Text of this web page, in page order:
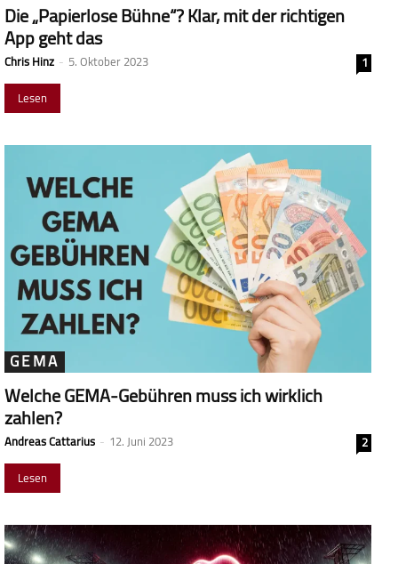
Die „Papierlose Bühne“? Klar, mit der richtigen
App geht das
Chris Hinz - 5. Oktober 2023
1
Lesen
GEMA
Welche GEMA-Gebühren muss ich wirklich
zahlen?
Andreas Cattarius - 12. Juni 2023
2
Lesen